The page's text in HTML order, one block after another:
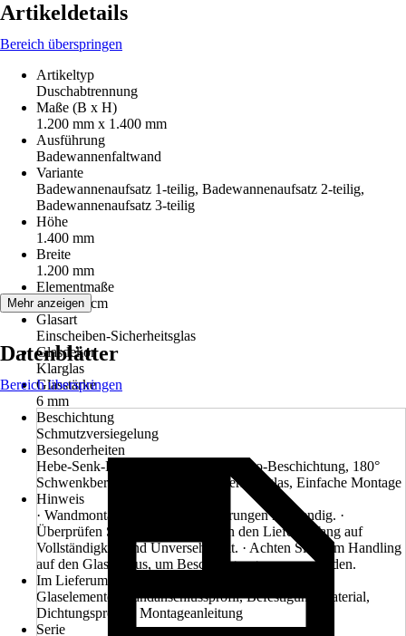
Artikeldetails
Bereich überspringen
Artikeltyp
Duschabtrennung
Maße (B x H)
1.200 mm x 1.400 mm
Ausführung
Badewannenfaltwand
Variante
Badewannenaufsatz 1-teilig, Badewannenaufsatz 2-teilig,
Badewannenaufsatz 3-teilig
Höhe
1.400 mm
Breite
1.200 mm
Elementmaße
120x140 cm
Glasart
Einscheiben-Sicherheitsglas
Glasdekor
Klarglas
Glasstärke
6 mm
Beschichtung
Schmutzversiegelung
Besonderheiten
Hebe-Senk-Funktion, Beidseitige Nano-Beschichtung, 180°
Schwenkbereich,6 mm ESG-Sicherheitsglas, Einfache Montage
Hinweis
· Wandmontage erforderlich, Bohrungen notwendig. ·
Überprüfen Sie vor der Installation den Lieferumfang auf
Vollständigkeit und Unversehrtheit. · Achten Sie beim Handling
auf den Glaskorpus, um Beschädigungen zu vermeiden.
Im Lieferumfang enthalten
Glaselemente, Wandanschlussprofil, Befestigungsmaterial,
Dichtungsprofile, Montageanleitung
Serie
Mehr anzeigen
Datenblätter
Bereich überspringen